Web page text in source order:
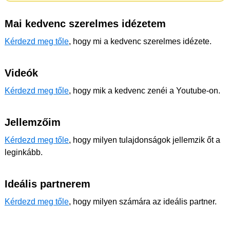
Mai kedvenc szerelmes idézetem
Kérdezd meg tőle, hogy mi a kedvenc szerelmes idézete.
Videók
Kérdezd meg tőle, hogy mik a kedvenc zenéi a Youtube-on.
Jellemzőim
Kérdezd meg tőle, hogy milyen tulajdonságok jellemzik őt a
leginkább.
Ideális partnerem
Kérdezd meg tőle, hogy milyen számára az ideális partner.